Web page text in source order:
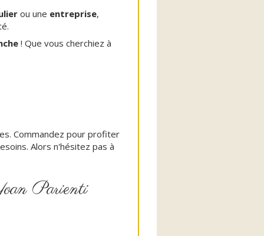
ou une entreprise,
! Que vous cherchiez à
Commandez pour profiter
Alors n'hésitez pas à
Parienti